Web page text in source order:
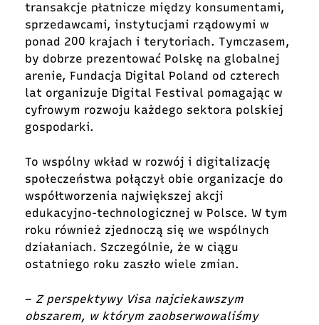
transakcje płatnicze między konsumentami,
sprzedawcami, instytucjami rządowymi w
ponad 200 krajach i terytoriach. Tymczasem,
by dobrze prezentować Polskę na globalnej
arenie, Fundacja Digital Poland od czterech
lat organizuje Digital Festival pomagając w
cyfrowym rozwoju każdego sektora polskiej
gospodarki.
To wspólny wkład w rozwój i digitalizację
społeczeństwa połączył obie organizacje do
współtworzenia największej akcji
edukacyjno-technologicznej w Polsce. W tym
roku również zjednoczą się we wspólnych
działaniach. Szczególnie, że w ciągu
ostatniego roku zaszło wiele zmian.
– Z perspektywy Visa najciekawszym
obszarem, w którym zaobserwowaliśmy